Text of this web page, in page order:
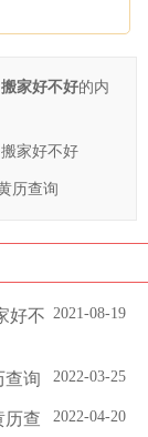
家好不好的内
家好不好
历查询
2021-08-19
好不
2022-03-25
查询
2022-04-20
历查